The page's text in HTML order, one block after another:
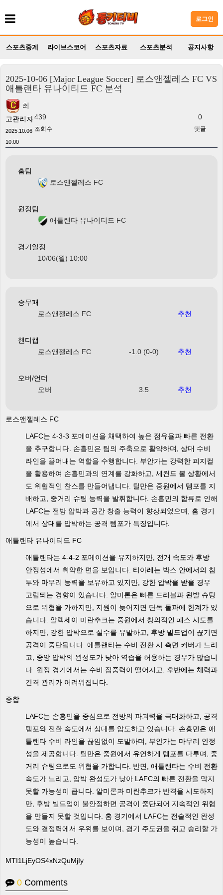
로그인
스포츠중계 라이브스코어 스포츠자료 스포츠분석 공지사항
2025-10-06 [Major League Soccer] 로스앤젤레스 FC VS
애틀랜타 유나이티드 FC 분석
최
고관리자
2025.10.06
10:00
439
조회수
0
댓글
홈팀
로스앤젤레스 FC
원정팀
애틀랜타 유나이티드 FC
경기일정
10/06(월) 10:00
승무패
로스앤젤레스 FC
추천
핸디캡
로스앤젤레스 FC
-1.0 (0-0) 추천
오버/언더
오버
3.5 추천
로스앤젤레스 FC
LAFC는 4-3-3 포메이션을 채택하여 높은 점유율과 빠른 전환
을 추구합니다. 손흥민은 팀의 주축으로 활약하며, 상대 수비
라인을 끌어내는 역할을 수행합니다. 부안가는 강력한 피지컬
을 활용하여 손흥민과의 연계를 강화하고, 세컨드 볼 상황에서
도 위협적인 찬스를 만들어냅니다. 틸만은 중원에서 템포를 지
배하고, 중거리 슈팅 능력을 발휘합니다. 손흥민의 합류로 인해
LAFC는 전방 압박과 공간 창출 능력이 향상되었으며, 홈 경기
에서 상대를 압박하는 공격 템포가 특징입니다.
애틀랜타 유나이티드 FC
애틀랜타는 4-4-2 포메이션을 유지하지만, 전개 속도와 후방
안정성에서 취약한 면을 보입니다. 티아레는 박스 안에서의 침
투와 마무리 능력을 보유하고 있지만, 강한 압박을 받을 경우
고립되는 경향이 있습니다. 알미론은 빠른 드리블과 왼발 슈팅
으로 위협을 가하지만, 지원이 늦어지면 단독 돌파에 한계가 있
습니다. 알렉세이 미란추크는 중원에서 창의적인 패스 시도를
하지만, 강한 압박으로 실수를 유발하고, 후방 빌드업이 끊기면
공격이 중단됩니다. 애틀랜타는 수비 전환 시 측면 커버가 느리
고, 중앙 압박의 완성도가 낮아 역습을 허용하는 경우가 많습니
다. 원정 경기에서는 수비 집중력이 떨어지고, 후반에는 체력과
간격 관리가 어려워집니다.
종합
LAFC는 손흥민을 중심으로 전방의 파괴력을 극대화하고, 공격
템포와 전환 속도에서 상대를 압도하고 있습니다. 손흥민은 애
틀랜타 수비 라인을 끊임없이 도발하며, 부안가는 마무리 안정
성을 제공합니다. 틸만은 중원에서 유연하게 템포를 다루며, 중
거리 슈팅으로도 위협을 가합니다. 반면, 애틀랜타는 수비 전환
속도가 느리고, 압박 완성도가 낮아 LAFC의 빠른 전환을 막지
못할 가능성이 큽니다. 알미론과 미란추크가 반격을 시도하지
만, 후방 빌드업이 불안정하면 공격이 중단되어 지속적인 위협
을 만들지 못할 것입니다. 홈 경기에서 LAFC는 전술적인 완성
도와 결정력에서 우위를 보이며, 경기 주도권을 쥐고 승리할 가
능성이 높습니다.
MTI1LjEyOS4xNzQuMjIy
0 Comments